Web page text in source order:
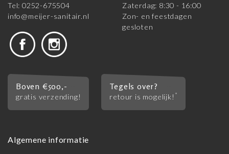
Tel: 0252-675504
info@meijer-sanitair.nl
Zaterdag: 8:30 - 16:00
Zon- en feestdagen
gesloten
Boven €500,-
gratis verzending!
Tegels over?
retour is mogelijk! *
Algemene informatie